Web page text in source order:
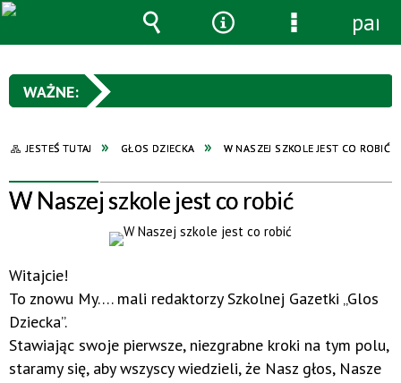
JESTEŚ TUTAJ GŁOS DZIECKA W NASZEJ SZKOLE JEST CO ROBIĆ
W Naszej szkole jest co robić
Witajcie!
To znowu My…. mali redaktorzy Szkolnej Gazetki „Glos
Dziecka”.
Stawiając swoje pierwsze, niezgrabne kroki na tym polu,
staramy się, aby wszyscy wiedzieli, że Nasz głos, Nasze
Wyszukiwarka
NarzędziaMenu
szczegółowe